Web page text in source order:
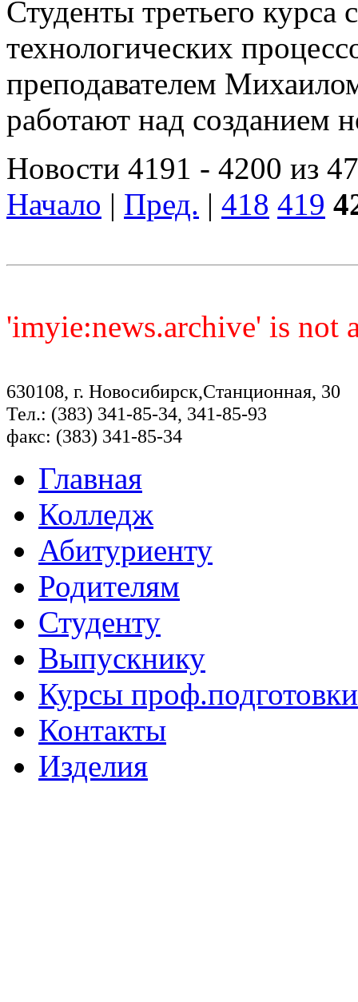
Студенты третьего курса
технологических
преподавателем
работают над созданием
Новости 4191 - 4200 из
Начало | Пред. | 418 419
'imyie:news.archive' is not
630108, г. Новосибирск,Станционная, 30
Тел.: (383) 341-85-34, 341-85-93
факс: (383) 341-85-34
Главная
Колледж
Абитуриенту
Родителям
Студенту
Выпускнику
Курсы проф.подготовки
Контакты
Изделия